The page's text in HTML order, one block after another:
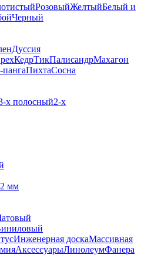
РозовыйЖелтыйБелый и
Черный
Дуссия
КедрТикПалисандрМахагон
ПихтаСосна
х полосный2-х
мм
Инженерная доскаМассивная
АксессуарыЛинолеумФанера